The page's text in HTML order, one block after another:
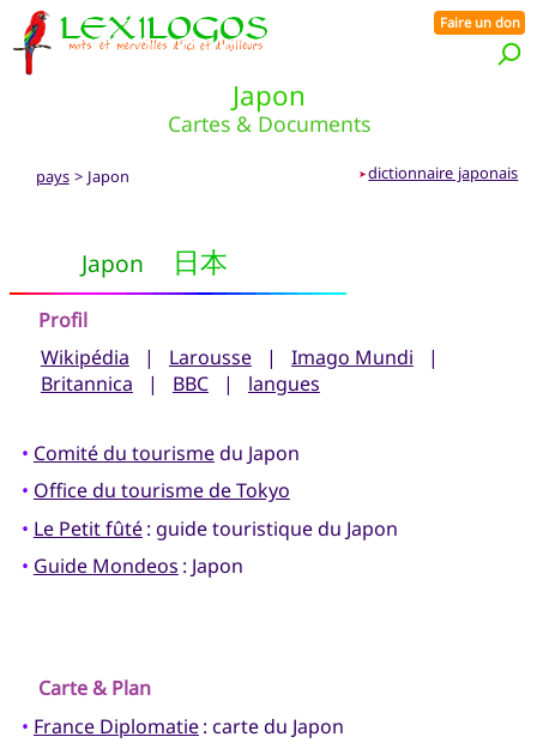
Japon
Cartes & Documents
Faire un don
pays> Japon ➤dictionnaire japonais
Japon 日本
Profil
Wikipédia | Larousse | Imago Mundi |
Britannica | BBC| langues
• Comité du tourismedu Japon
• Office du tourisme de Tokyo
• Le Petit fûté: guide touristique du Japon
• Guide Mondeos : Japon
Carte & Plan
• France Diplomatie: carte du Japon